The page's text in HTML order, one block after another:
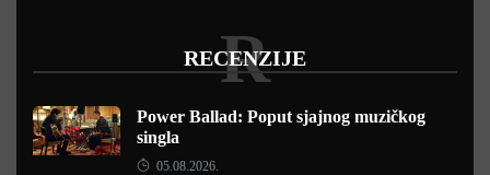
RECENZIJE
R
Power Ballad: Poput sjajnog muzičkog
singla
05.08.2026.